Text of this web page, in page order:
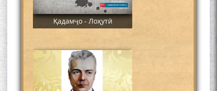
Қадамҷо - Лоҳутӣ